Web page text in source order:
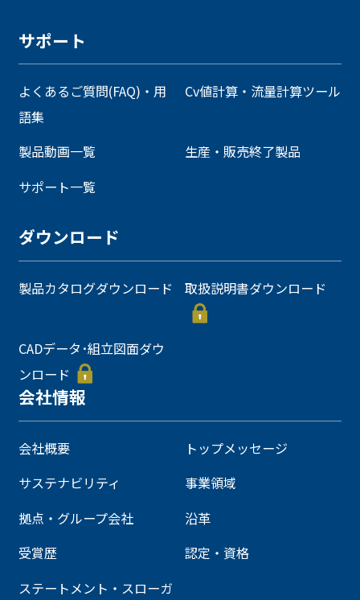
サポート
よくあるご質問(FAQ)・用
語集
Cv値計算・流量計算ツール
製品動画一覧
生産・販売終了製品
サポート一覧
ダウンロード
製品カタログダウンロード 取扱説明書ダウンロード
CADデータ･組立図面ダウ
ンロード
会社情報
会社概要
トップメッセージ
サステナビリティ
事業領域
拠点・グループ会社
沿革
受賞歴
認定・資格
ステートメント・スローガ